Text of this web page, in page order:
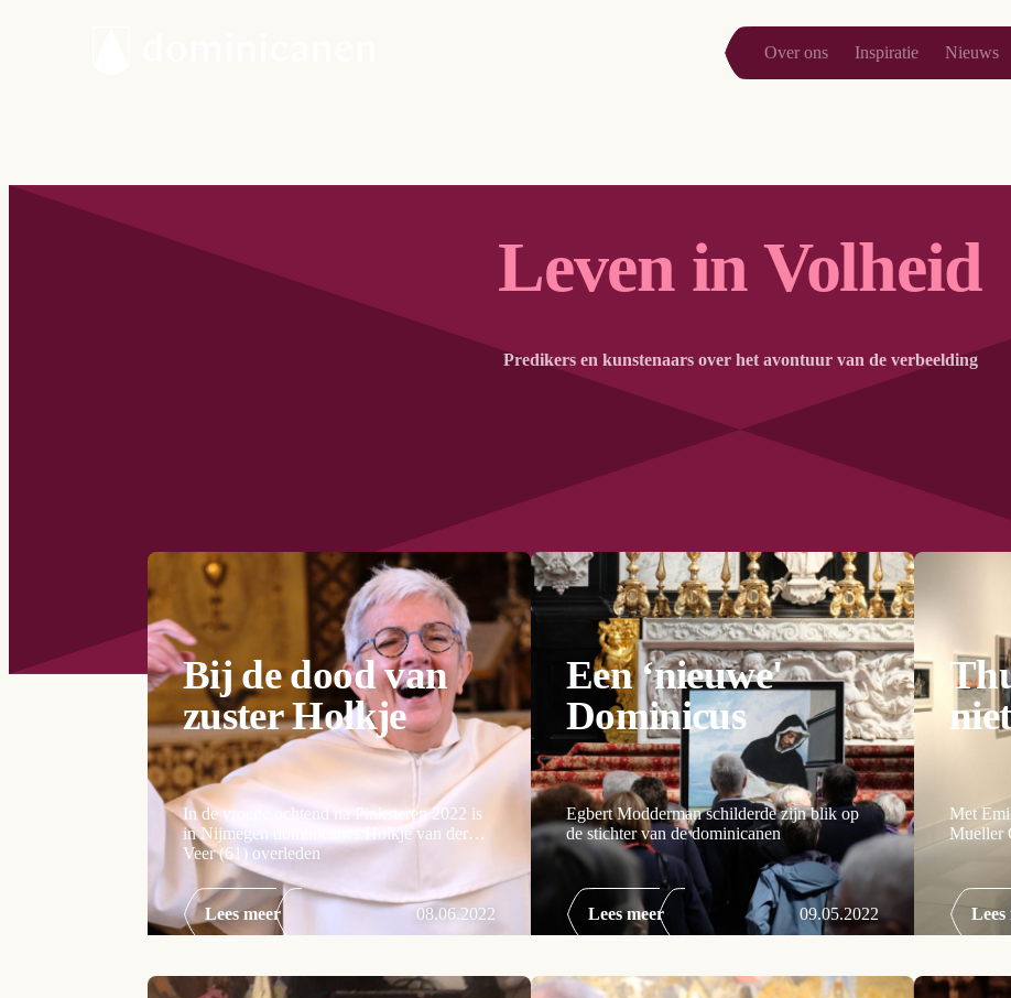
Over ons Inspiratie Nieuws
Leven in Volheid
Predikers en kunstenaars over het avontuur van de verbeelding
Bij de dood van
zuster Holkje
In de vroege ochtend na Pinksteren 2022 is
in Nijmegen dominicanes Holkje van der
Veer (61) overleden
Lees meer 08.06.2022
Een ‘nieuwe'
Dominicus
Egbert Modderman schilderde zijn blik op
de stichter van de dominicanen
Lees meer 09.05.2022
Met
Mueller
Lees